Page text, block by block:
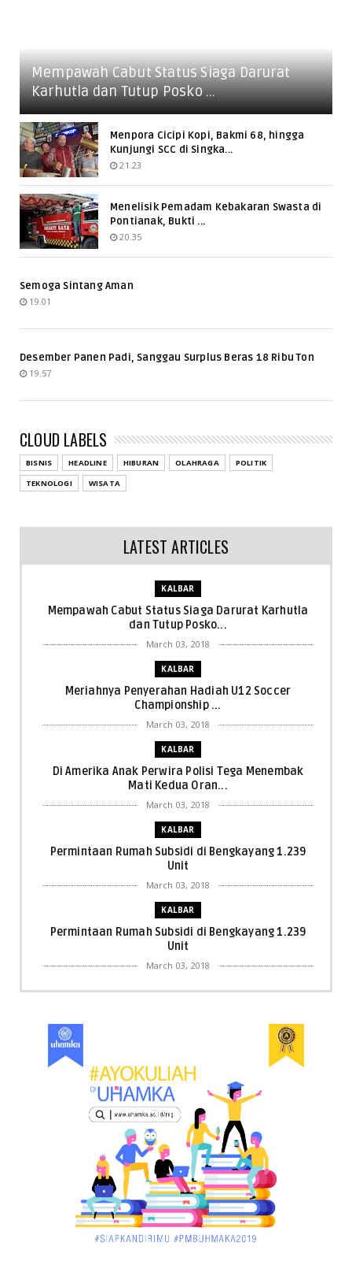
Mempawah Cabut Status Siaga Darurat
Karhutla dan Tutup Posko ...
Menpora Cicipi Kopi, Bakmi 68, hingga
Kunjungi SCC di Singka...
21.23
Menelisik Pemadam Kebakaran Swasta di
Pontianak, Bukti ...
20.35
Semoga Sintang Aman
19.01
Desember Panen Padi, Sanggau Surplus Beras 18 Ribu Ton
19.57
CLOUD LABELS
BISNIS HEADLINE HIBURAN OLAHRAGA
POLITIK
TEKNOLOGI
WISATA
LATEST ARTICLES
KALBAR
Mempawah Cabut Status Siaga Darurat Karhutla
dan Tutup Posko...
March 03, 2018
KALBAR
Meriahnya Penyerahan Hadiah U12 Soccer
Championship ...
March 03, 2018
KALBAR
Di Amerika Anak Perwira Polisi Tega Menembak
Mati Kedua Oran...
March 03, 2018
KALBAR
Permintaan Rumah Subsidi di Bengkayang 1.239
Unit
March 03, 2018
KALBAR
Permintaan Rumah Subsidi di Bengkayang 1.239
Unit
March 03, 2018
KALBAR
KALBAR
Orangutan Masuk ke Asrama Mahasiswi STAI Al-
Haudl Ketapang ....
March 02, 2018
KALBAR
Menelisik Pemadam Kebakaran Swasta di
Pontianak, Bukti ...
March 02, 2018
KALBAR